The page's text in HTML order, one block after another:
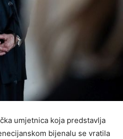
umjetnica koja predstavlja
bijenalu se vratila